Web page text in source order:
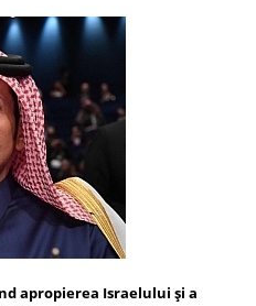
apropierea Israelului și a